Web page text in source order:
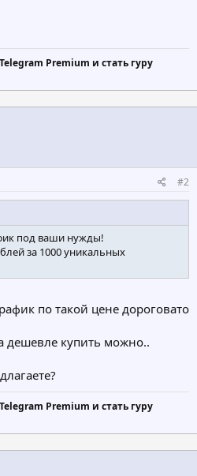
Premium и стать гуру
#2
под ваши нужды!
за 1000 уникальных
по такой цене дороговато
дешевле купить можно..
Premium и стать гуру